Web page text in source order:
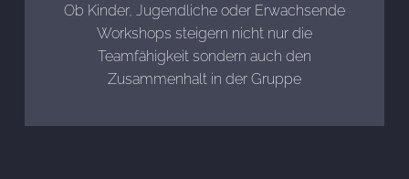
Ob Kinder, Jugendliche oder Erwachsende
Workshops steigern nicht nur die
Teamfähigkeit sondern auch den
Zusammenhalt in der Gruppe